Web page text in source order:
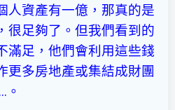
人資產有一億，那真的是
很足夠了。但我們看到的
滿足，他們會利用這些錢
更多房地產或集結成財團